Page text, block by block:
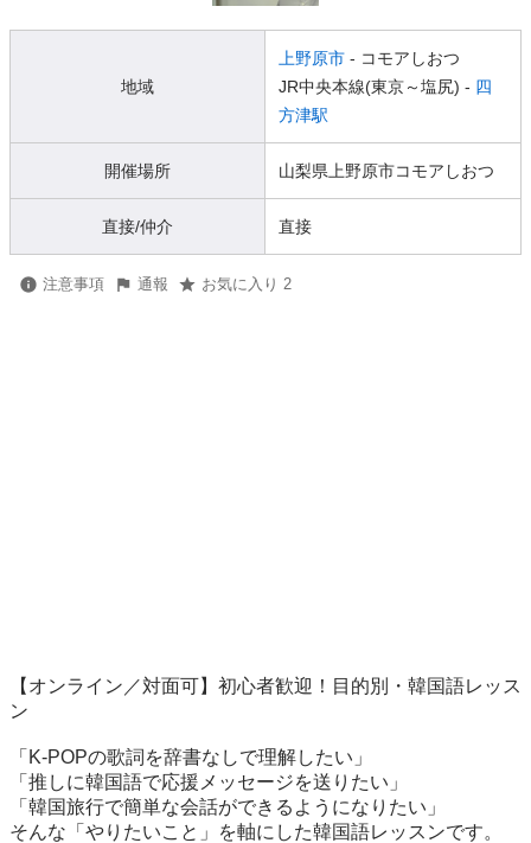
地域
上野原市 - コモアしおつ
JR中央本線(東京～塩尻) - 四
方津駅
開催場所 山梨県上野原市コモアしおつ
直接/仲介 直接
注意事項 通報 お気に入り 2
【オンライン／対面可】初心者歓迎！目的別・韓国語レッス
ン
「K-POPの歌詞を辞書なしで理解したい」
「推しに韓国語で応援メッセージを送りたい」
「韓国旅行で簡単な会話ができるようになりたい」
そんな「やりたいこと」を軸にした韓国語レッスンです。